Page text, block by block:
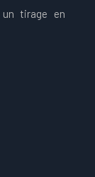
un tirage en